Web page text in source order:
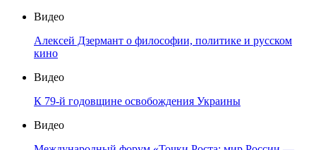
Видео
Алексей Дзермант о философии, политике и русском
кино
Видео
К 79-й годовщине освобождения Украины
Видео